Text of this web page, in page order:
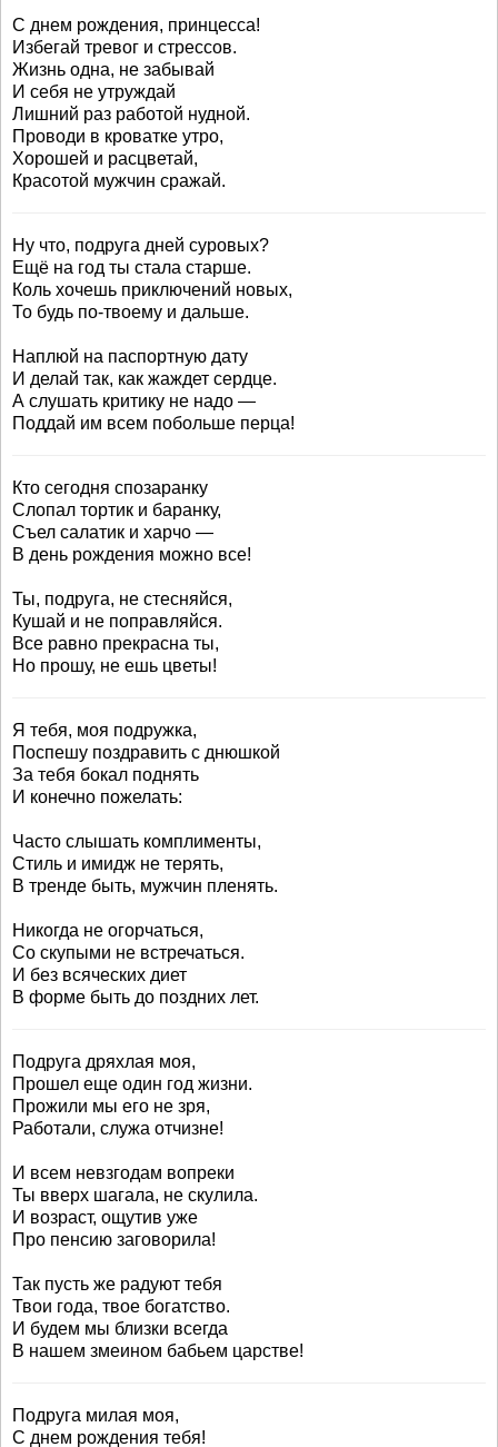
С днем рождения, принцесса!
Избегай тревог и стрессов.
Жизнь одна, не забывай
И себя не утруждай
Лишний раз работой нудной.
Проводи в кроватке утро,
Хорошей и расцветай,
Красотой мужчин сражай.
Ну что, подруга дней суровых?
Ещё на год ты стала старше.
Коль хочешь приключений новых,
То будь по-твоему и дальше.
Наплюй на паспортную дату
И делай так, как жаждет сердце.
А слушать критику не надо —
Поддай им всем побольше перца!
Кто сегодня спозаранку
Слопал тортик и баранку,
Съел салатик и харчо —
В день рождения можно все!
Ты, подруга, не стесняйся,
Кушай и не поправляйся.
Все равно прекрасна ты,
Но прошу, не ешь цветы!
Я тебя, моя подружка,
Поспешу поздравить с днюшкой
За тебя бокал поднять
И конечно пожелать:
Часто слышать комплименты,
Стиль и имидж не терять,
В тренде быть, мужчин пленять.
Никогда не огорчаться,
Со скупыми не встречаться.
И без всяческих диет
В форме быть до поздних лет.
Подруга дряхлая моя,
Прошел еще один год жизни.
Прожили мы его не зря,
Работали, служа отчизне!
И всем невзгодам вопреки
Ты вверх шагала, не скулила.
И возраст, ощутив уже
Про пенсию заговорила!
Так пусть же радуют тебя
Твои года, твое богатство.
И будем мы близки всегда
В нашем змеином бабьем царстве!
Подруга милая моя,
С днем рождения тебя!